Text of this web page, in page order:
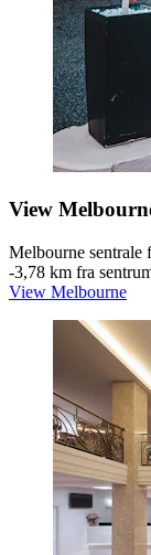
View
Melbourne sentrale
‐3,78 km fra
View Melbourne